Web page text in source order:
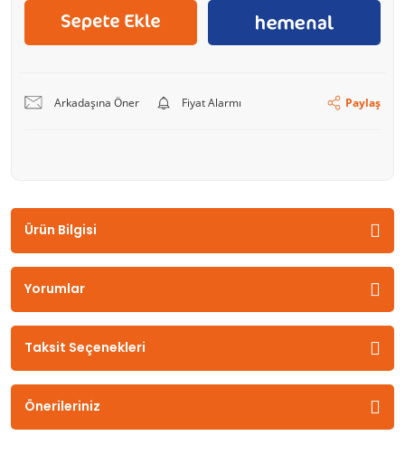
Arkadaşına Öner Fiyat Alarmı Paylaş
Ürün Bilgisi
Yorumlar
Taksit Seçenekleri
Önerileriniz